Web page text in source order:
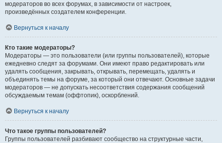
модераторов во всех форумах, в зависимости от настроек,
произведённых создателем конференции.
Вернуться к началу
Кто такие модераторы?
Модераторы — это пользователи (или группы пользователей), которые
ежедневно следят за форумами. Они имеют право редактировать или
удалять сообщения, закрывать, открывать, перемещать, удалять и
объединять темы на форуме, за который они отвечают. Основные задачи
модераторов — не допускать несоответствия содержания сообщений
обсуждаемым темам (оффтопик), оскорблений.
Вернуться к началу
Что такое группы пользователей?
Группы пользователей разбивают сообщество на структурные части,